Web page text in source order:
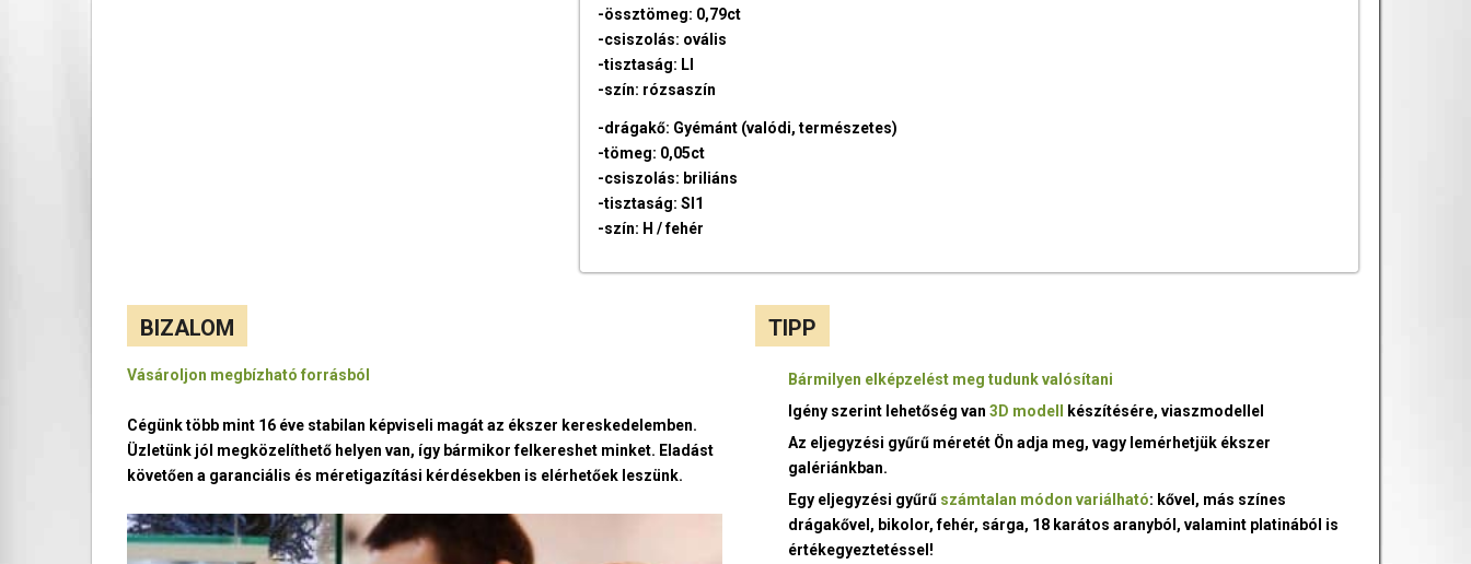
-össztömeg: 0,79ct
-csiszolás: ovális
-tisztaság: LI
-szín: rózsaszín
-drágakő: Gyémánt (valódi, természetes)
-tömeg: 0,05ct
-csiszolás: briliáns
-tisztaság: SI1
-szín: H / fehér
BIZALOM
Vásároljon megbízható forrásból
Cégünk több mint 16 éve stabilan képviseli magát az ékszer kereskedelemben.
Üzletünk jól megközelíthető helyen van, így bármikor felkereshet minket. Eladást
követően a garanciális és méretigazítási kérdésekben is elérhetőek leszünk.
TIPP
Bármilyen elképzelést meg tudunk valósítani
Igény szerint lehetőség van3D modell
készítésére, viaszmodellel
Az eljegyzési gyűrű méretét Ön adja meg, vagy lemérhetjük ékszer
galériánkban.
Egy eljegyzési gyűrű számtalan módon variálható: kővel, más színes
drágakővel, bikolor, fehér, sárga, 18 karátos aranyból, valamint platinából is
értékegyeztetéssel!